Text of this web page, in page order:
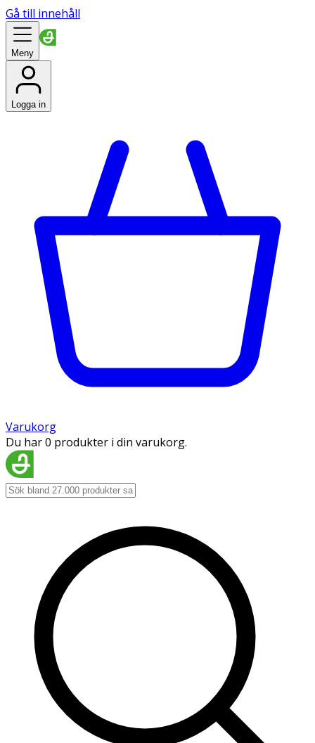
Gå till innehåll
Meny
Logga in
Varukorg
Du har 0 produkter i din varukorg.